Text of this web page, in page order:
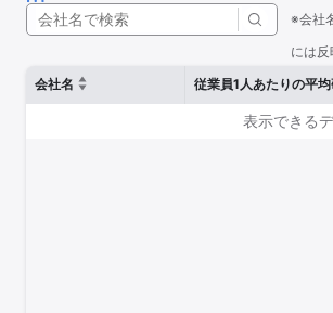
※会社
には反
会社名
従業員1人あたりの平
表示できる